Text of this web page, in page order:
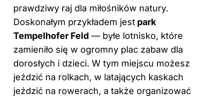
prawdziwy raj dla miłośników natury.
Doskonałym przykładem jest park
Tempelhofer Feld — byłe lotnisko, które
zamieniło się w ogromny plac zabaw dla
dorosłych i dzieci. W tym miejscu możesz
jeździć na rolkach, w latających kaskach
jeździć na rowerach, a także organizować